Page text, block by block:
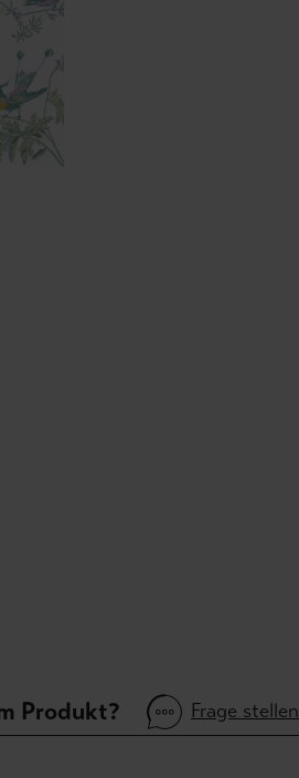
Produkt? Frage stellen